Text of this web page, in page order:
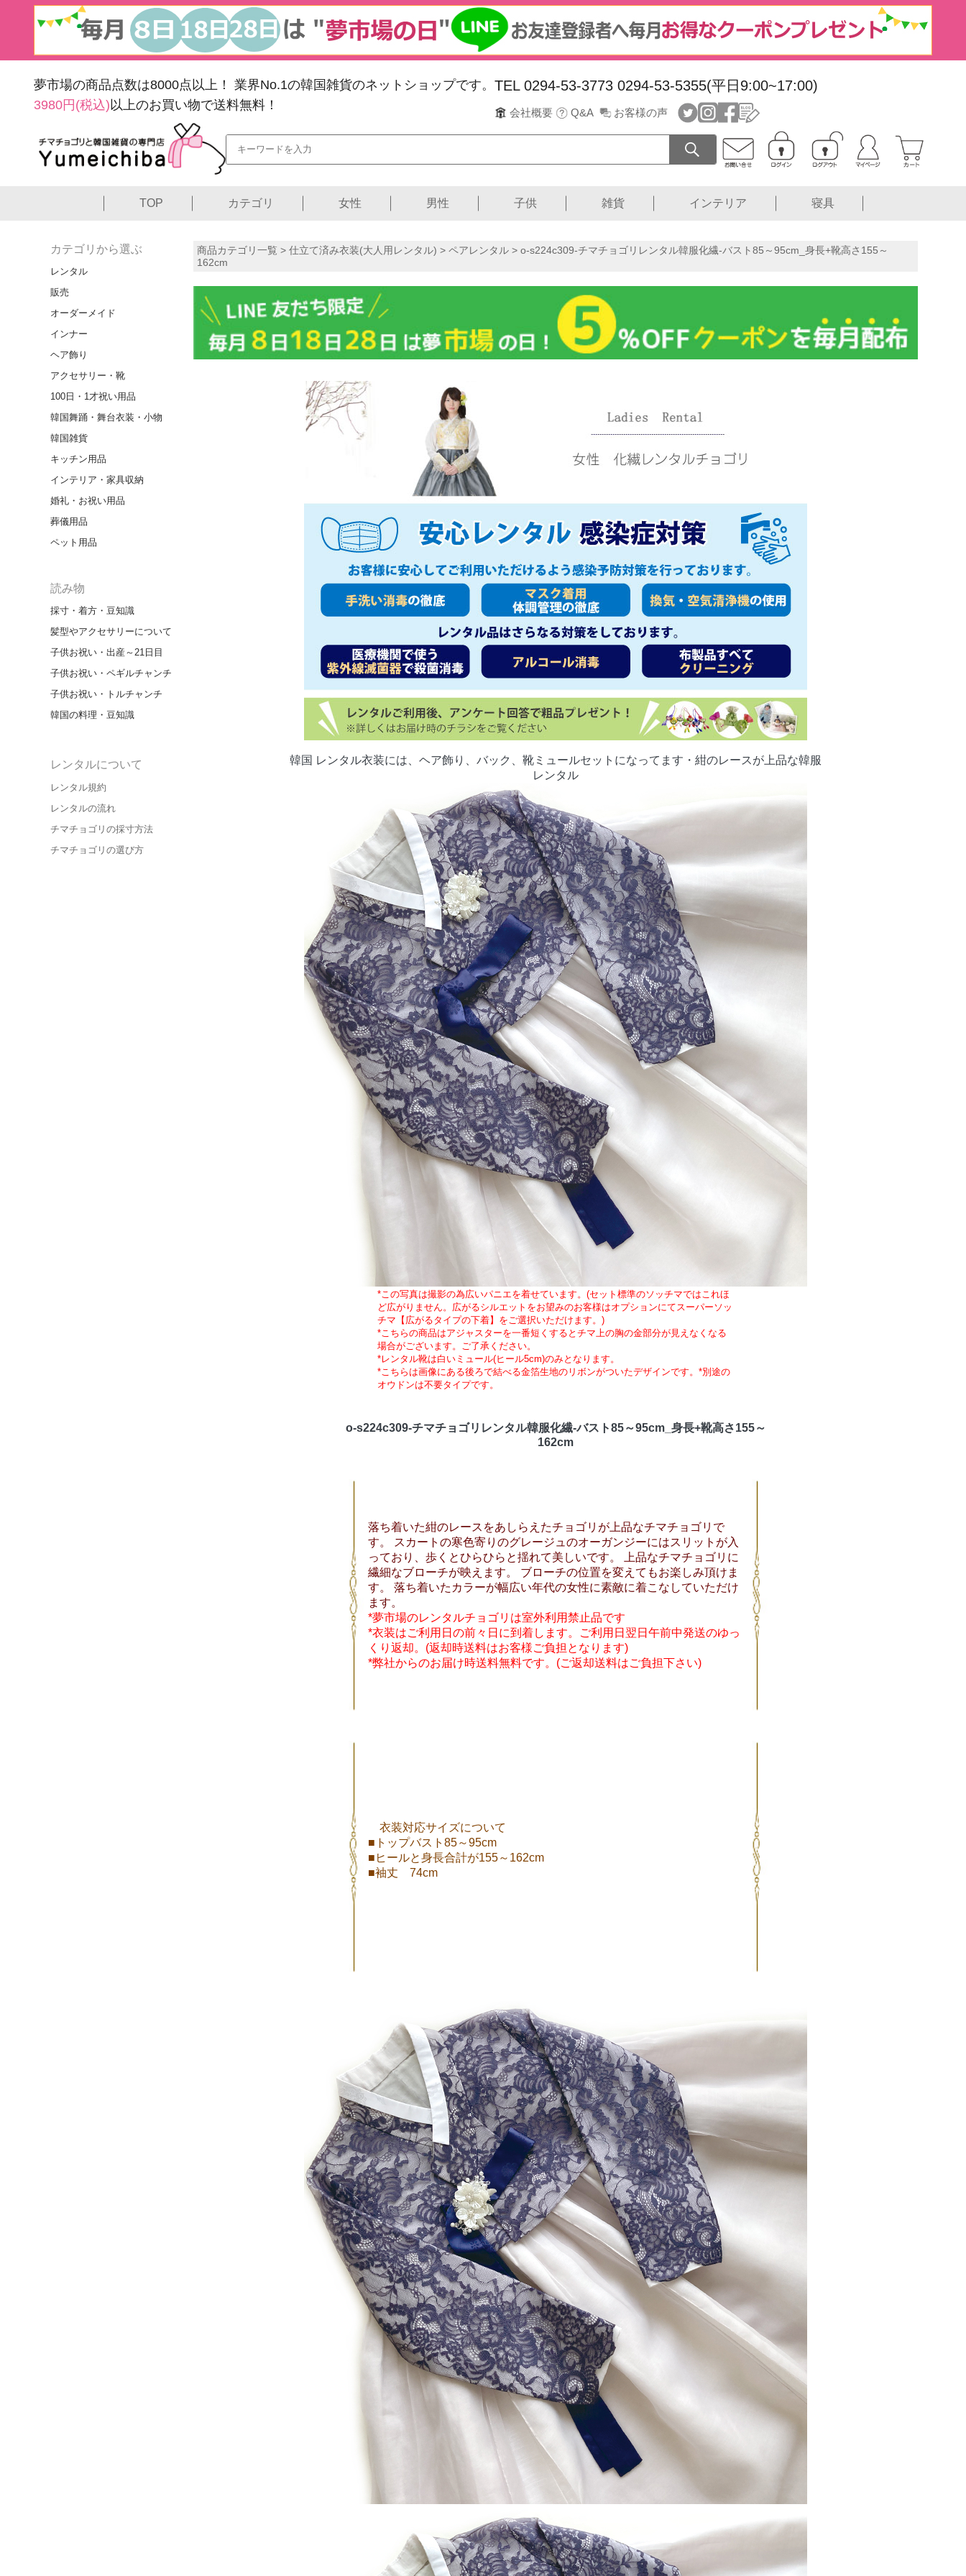
夢市場の商品点数は8000点以上！
業界No.1の韓国雑貨のネットショップです。
3980円(税込)以上のお買い物で送料無料！
TEL 0294-53-3773 0294-53-5355(平日9:00~17:00)
会社概要 Q&A お客様の声
TOP カテゴリ 女性 男性 子供 雑貨 インテリア 寝具
カテゴリから選ぶ
レンタル
販売
オーダーメイド
インナー
ヘア飾り
アクセサリー・靴
100日・1才祝い用品
韓国舞踊・舞台衣装・小物
韓国雑貨
キッチン用品
インテリア・家具収納
婚礼・お祝い用品
葬儀用品
ペット用品
読み物
採寸・着方・豆知識
髪型やアクセサリーについて
子供お祝い・出産～21日目
子供お祝い・ペギルチャンチ
子供お祝い・トルチャンチ
韓国の料理・豆知識
レンタルについて
レンタル規約
レンタルの流れ
チマチョゴリの採寸方法
チマチョゴリの選び方
商品カテゴリ一覧 > 仕立て済み衣装(大人用レンタル) > ペアレンタル > o-s224c309-チマチョゴリレンタル韓服化繊-バスト85～95cm_身長+靴高さ155～
162cm
韓国 レンタル衣装には、ヘア飾り、バック、靴ミュールセットになってます・紺のレースが上品な韓服
レンタル
*この写真は撮影の為広いパニエを着せています。(セット標準のソッチマではこれほ
ど広がりません。広がるシルエットをお望みのお客様はオプションにてスーパーソッ
チマ【広がるタイプの下着】をご選択いただけます。)
*こちらの商品はアジャスターを一番短くするとチマ上の胸の金部分が見えなくなる
場合がございます。ご了承ください。
*レンタル靴は白いミュール(ヒール5cm)のみとなります。
*こちらは画像にある後ろで結べる金箔生地のリボンがついたデザインです。*別途の
オウドンは不要タイプです。
o-s224c309-チマチョゴリレンタル韓服化繊-バスト85～95cm_身長+靴高さ155～
162cm
落ち着いた紺のレースをあしらえたチョゴリが上品なチマチョゴリで
す。 スカートの寒色寄りのグレージュのオーガンジーにはスリットが入
っており、歩くとひらひらと揺れて美しいです。 上品なチマチョゴリに
繊細なブローチが映えます。 ブローチの位置を変えてもお楽しみ頂けま
す。 落ち着いたカラーが幅広い年代の女性に素敵に着こなしていただけ
ます。
*夢市場のレンタルチョゴリは室外利用禁止品です
*衣装はご利用日の前々日に到着します。ご利用日翌日午前中発送のゆっ
くり返却。(返却時送料はお客様ご負担となります)
*弊社からのお届け時送料無料です。(ご返却送料はご負担下さい)
衣装対応サイズについて
■トップバスト85～95cm
■ヒールと身長合計が155～162cm
■袖丈 74cm